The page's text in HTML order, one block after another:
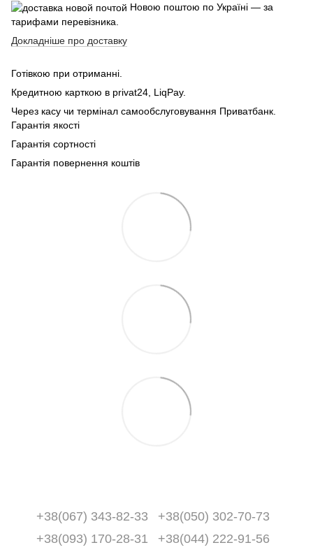
Новою поштою по Україні — за
тарифами перевізника.
Докладніше про доставку
Готівкою при отриманні.
Кредитною карткою в privat24, LiqPay.
Через касу чи термінал самообслуговування Приватбанк.
Гарантія якості
Гарантія сортності
Гарантія повернення коштів
+38(067) 343-82-33
+38(050) 302-70-73
+38(093) 170-28-31
+38(044) 222-91-56